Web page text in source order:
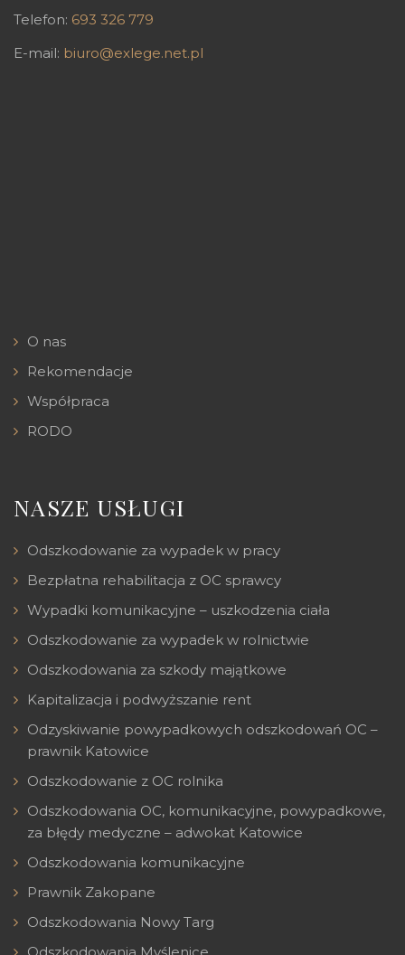
Telefon: 693 326 779
E-mail: biuro@exlege.net.pl
O nas
Rekomendacje
Współpraca
RODO
NASZE USŁUGI
Odszkodowanie za wypadek w pracy
Bezpłatna rehabilitacja z OC sprawcy
Wypadki komunikacyjne – uszkodzenia ciała
Odszkodowanie za wypadek w rolnictwie
Odszkodowania za szkody majątkowe
Kapitalizacja i podwyższanie rent
Odzyskiwanie powypadkowych odszkodowań OC –
prawnik Katowice
Odszkodowanie z OC rolnika
Odszkodowania OC, komunikacyjne, powypadkowe,
za błędy medyczne – adwokat Katowice
Odszkodowania komunikacyjne
Prawnik Zakopane
Odszkodowania Nowy Targ